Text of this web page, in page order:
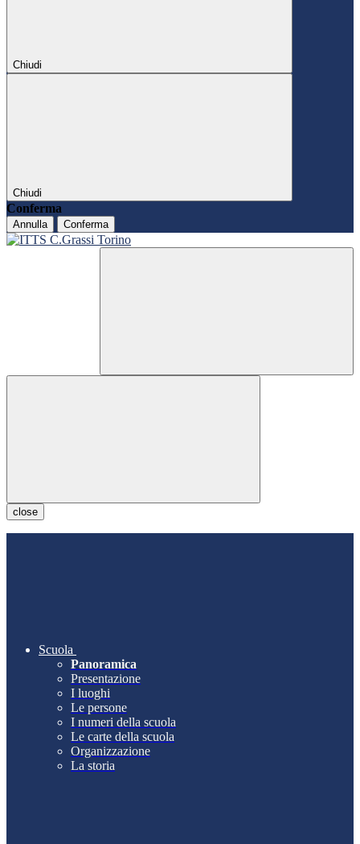
Chiudi
Chiudi
Conferma
Annulla Conferma
close
Scuola
Panoramica
Presentazione
I luoghi
Le persone
I numeri della scuola
Le carte della scuola
Organizzazione
La storia